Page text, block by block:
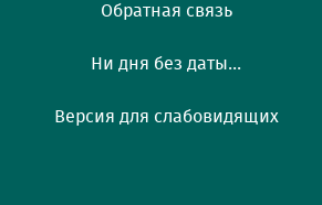
Обратная связь
Ни дня без даты...
Версия для слабовидящих